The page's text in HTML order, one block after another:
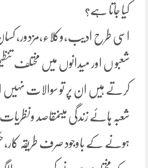
کیا جاتا ہے؟
اسی طرح ادیب،وکلاء،مزدور،
شعبو ں اور میدانوں میں مختلف
کرتے ہیں ان پر تو سوالات نہیں
شعبہ ہائے زندگی میںمقاصد
ہونے کے باوجود صرف طریقہ